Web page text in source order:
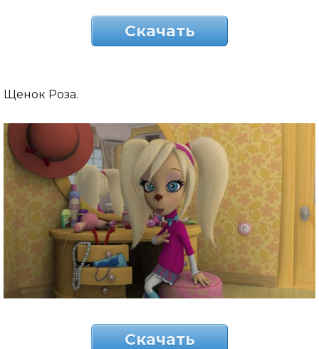
Скачать
Щенок Роза.
Скачать